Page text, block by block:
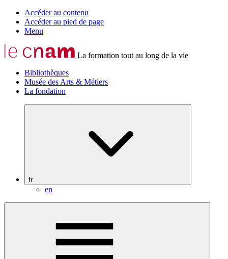
Accéder au contenu
Accéder au pied de page
Menu
La formation tout au long de la vie
Bibliothèques
Musée des Arts & Métiers
La fondation
fr
en